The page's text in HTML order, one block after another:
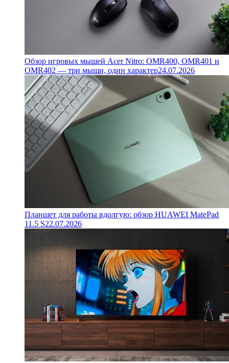
Обзор игровых мышей Acer Nitro: OMR400, OMR401 и
OMR402 — три мыши, один характер24.07.2026
Планшет для работы вдолгую: обзор HUAWEI MatePad
11.5 S22.07.2026